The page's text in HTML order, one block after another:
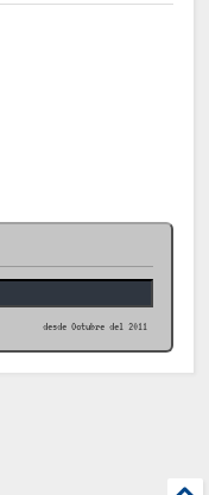
desde Octubre del 2011